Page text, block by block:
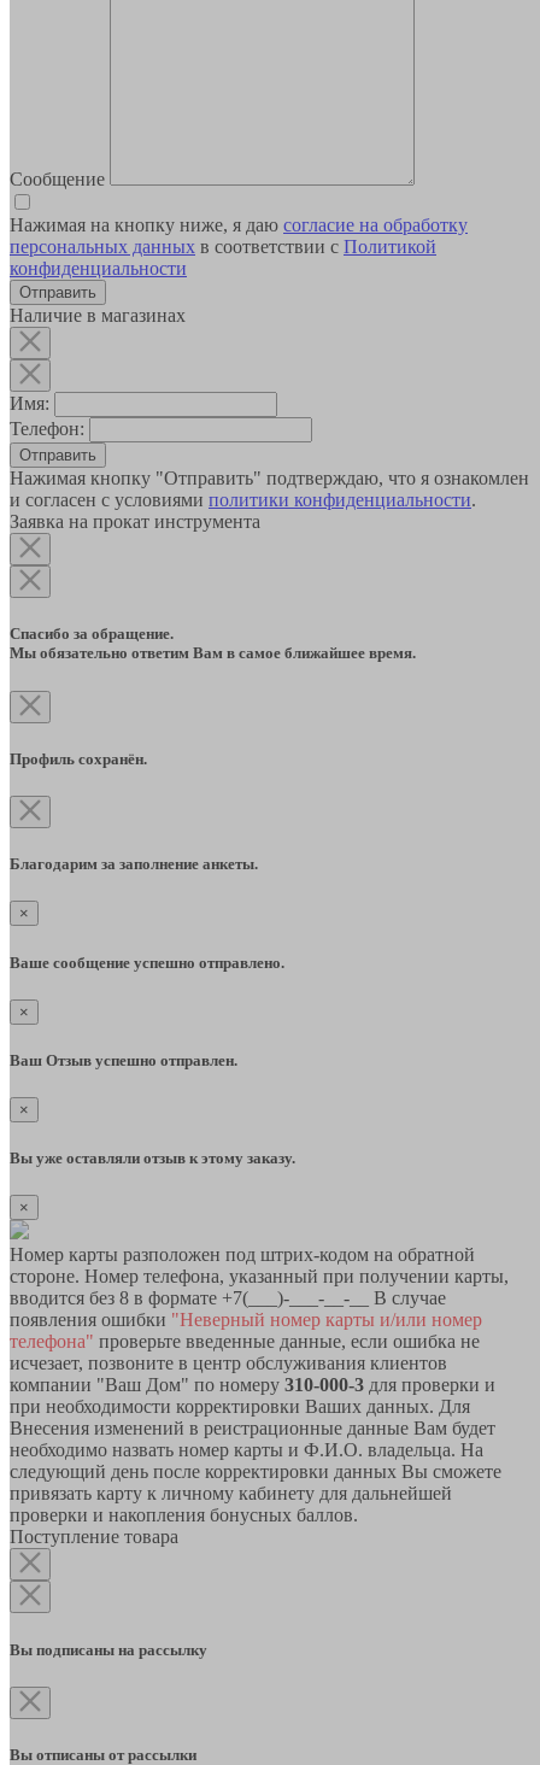
Сообщение
Нажимая на кнопку ниже, я даю согласие на обработку
персональных данных в соответствии с Политикой
конфиденциальности
Наличие в магазинах
Имя:
Телефон:
Отправить
Нажимая кнопку "Отправить" подтверждаю, что я ознакомлен
и согласен с условиями политики конфиденциальности.
Заявка на прокат инструмента
Спасибо за обращение.
Мы обязательно ответим Вам в самое ближайшее время.
Профиль сохранён.
Благодарим за заполнение анкеты.
×
Ваше сообщение успешно отправлено.
×
Ваш Отзыв успешно отправлен.
×
Вы уже оставляли отзыв к этому заказу.
×
Номер карты разположен под штрих-кодом на обратной
стороне. Номер телефона, указанный при получении карты,
вводится без 8 в формате +7(___)-___-__-__ В случае
появления ошибки "Неверный номер карты и/или номер
телефона" проверьте введенные данные, если ошибка не
исчезает, позвоните в центр обслуживания клиентов
компании "Ваш Дом" по номеру 310-000-3 для проверки и
при необходимости корректировки Ваших данных. Для
Внесения изменений в реистрационные данные Вам будет
необходимо назвать номер карты и Ф.И.О. владельца. На
следующий день после корректировки данных Вы сможете
привязать карту к личному кабинету для дальнейшей
проверки и накопления бонусных баллов.
Поступление товара
Вы подписаны на рассылку
Вы отписаны от рассылки